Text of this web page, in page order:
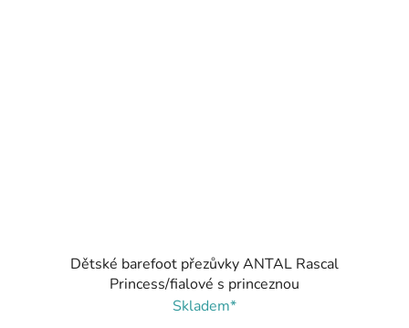
Dětské barefoot přezůvky ANTAL Rascal
Princess/fialové s princeznou
Skladem*